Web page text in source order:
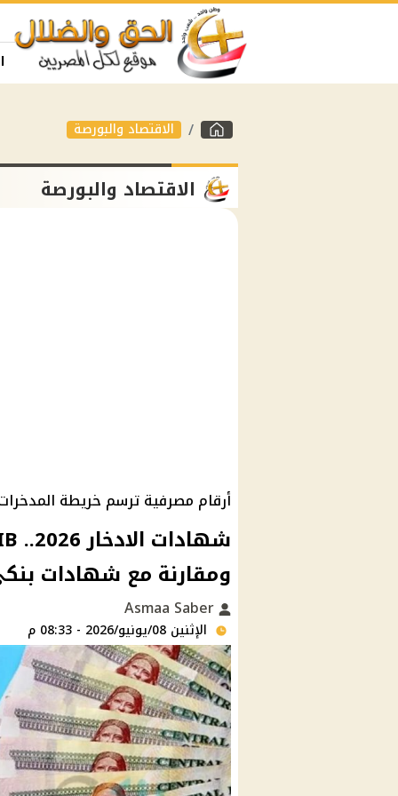
الاقتصاد والبورصة
الاقتصاد والبورصة
أرقام مصرفية ترسم خريطة
ومقارنة مع شهادات
الإثنين 08/يونيو/2026 - 08:33 م